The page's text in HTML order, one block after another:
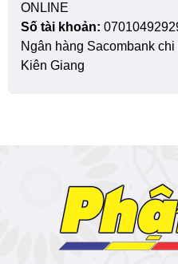
ONLINE
Số tài khoản:
Ngân hàng Sacombank chi
Kiên Giang